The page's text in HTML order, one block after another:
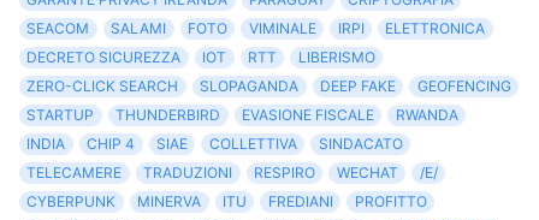
SEACOM
SALAMI FOTO VIMINALE IRPI
ELETTRONICA
DECRETO SICUREZZA
IOT RTT
LIBERISMO
ZERO-CLICK SEARCH
SLOPAGANDA DEEP FAKE
GEOFENCING
STARTUP
THUNDERBIRD EVASIONE FISCALE
RWANDA
INDIA
CHIP 4 SIAE COLLETTIVA
SINDACATO
TELECAMERE
TRADUZIONI RESPIRO WECHAT
/E/
CYBERPUNK
MINERVA ITU FREDIANI
PROFITTO